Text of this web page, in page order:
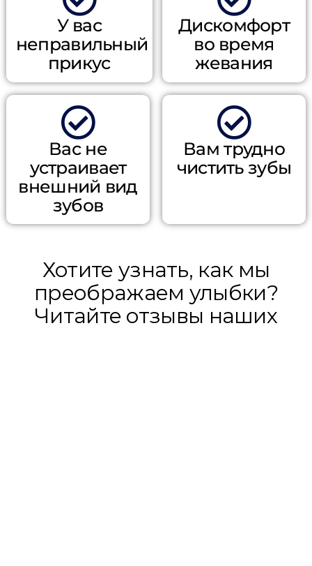
У вас
неправильный
прикус
Дискомфорт
во время
жевания
Вас не
устраивает
внешний вид
зубов
Вам трудно
чистить зубы
Хотите узнать, как мы
преображаем улыбки?
Читайте отзывы наших